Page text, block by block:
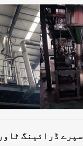
سپرے ڈرائینگ ٹاور